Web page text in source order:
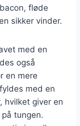
fløde
sikker vinder.
med en
også
en mere
med en
hvilket giver en
tungen.